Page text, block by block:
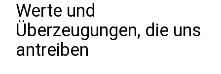
Werte und
Überzeugungen, die uns
antreiben